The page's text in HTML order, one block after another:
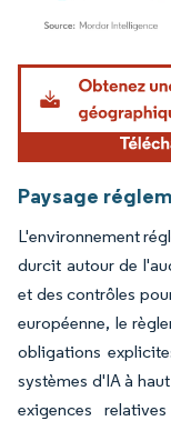
Image © Mordor
Paysage
L'environnement
durcit autour de
et des contrôles
européenne, le
obligations
systèmes d'IA à
exigences